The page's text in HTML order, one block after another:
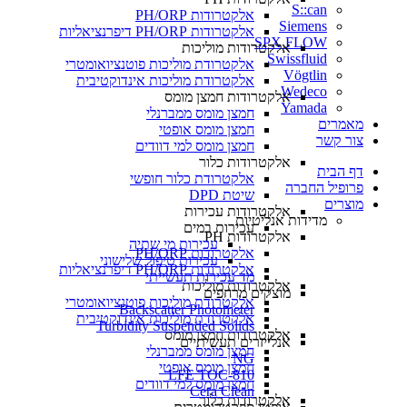
S::can
Siemens
SPX FLOW
Swissfluid
Vögtlin
Wedeco
Yamada
מאמרים
צור קשר
דף הבית
פרופיל החברה
מוצרים
מדידות אנליטיות
אלקטרודות PH
אלקטרודות PH/ORP
אלקטרודות PH/ORP דיפרנציאליות
אלקטרודות מוליכות
אלקטרודת מוליכות פוטנציואומטרי
אלקטרודת מוליכות אינדוקטיבית
אלקטרודות חמצן מומס
חמצן מומס ממברנלי
חמצן מומס אופטי
חמצן מומס למי דוודים
אלקטרודות כלור
אלקטרודות PH/ORP
אלקטרודות PH/ORP דיפרנציאליות
אלקטרודות מוליכות
אלקטרודת מוליכות פוטנציואומטרי
אלקטרודת מוליכות אינדוקטיבית
אלקטרודות חמצן מומס
חמצן מומס ממברנלי
חמצן מומס אופטי
חמצן מומס למי דוודים
אלקטרודות כלור
אלקטרודת כלור חופשי
שיטת DPD
אלקטרודות עכירות
עכירות במים
עכירות מי שתיה
עכירות טיפול שלישוני
מד עכירות תעשייתי
מוצקים מרחפים
Backscatter Photometer
Turbidity Suspended Solids
אנלייזרים תעשיתיים
NG
LFE TOC-810
Cera Clean​